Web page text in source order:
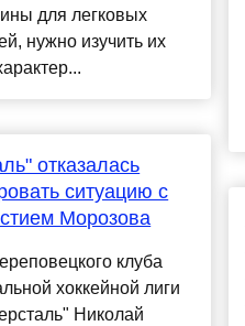
для легковых
нужно изучить их
отказалась
ситуацию с
Морозова
клуба
хоккейной лиги
Николай